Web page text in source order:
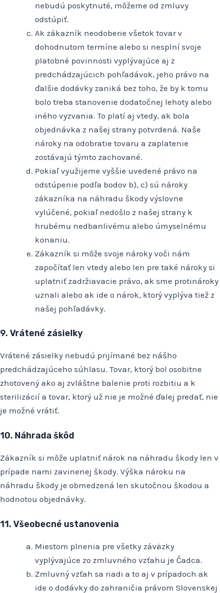
nebudú poskytnuté, môžeme od zmluvy
odstúpiť.
Ak zákazník neodoberie všetok tovar v
dohodnutom termíne alebo si nesplní svoje
platobné povinnosti vyplývajúce aj z
predchádzajúcich pohľadávok, jeho právo na
ďalšie dodávky zaniká bez toho, že by k tomu
bolo treba stanovenie dodatočnej lehoty alebo
iného vyzvania. To platí aj vtedy, ak bola
objednávka z našej strany potvrdená. Naše
nároky na odobratie tovaru a zaplatenie
zostávajú týmto zachované.
Pokiaľ využijeme vyššie uvedené právo na
odstúpenie podľa bodov b), c) sú nároky
zákazníka na náhradu škody výslovne
vylúčené, pokiaľ nedošlo z našej strany k
hrubému nedbanlivému alebo úmyselnému
konaniu.
Zákazník si môže svoje nároky voči nám
započítať len vtedy alebo len pre také nároky si
uplatniť zadržiavacie právo, ak sme protinároky
uznali alebo ak ide o nárok, ktorý vyplýva tiež z
našej pohľadávky.
9. Vrátené zásielky
Vrátené zásielky nebudú prijímané bez nášho
predchádzajúceho súhlasu. Tovar, ktorý bol osobitne
zhotovený ako aj zvláštne balenie proti rozbitiu a k
sterilizácií a tovar, ktorý už nie je možné ďalej predať, nie
je možné vrátiť.
10. Náhrada škôd
Zákazník si môže uplatniť nárok na náhradu škody len v
prípade nami zavinenej škody. Výška nároku na
náhradu škody je obmedzená len skutočnou škodou a
hodnotou objednávky.
11. Všeobecné ustanovenia
Miestom plnenia pre všetky záväzky
vyplývajúce zo zmluvného vzťahu je Čadca.
Zmluvný vzťah sa riadi a to aj v prípadoch ak
ide o dodávky do zahraničia právom Slovenskej